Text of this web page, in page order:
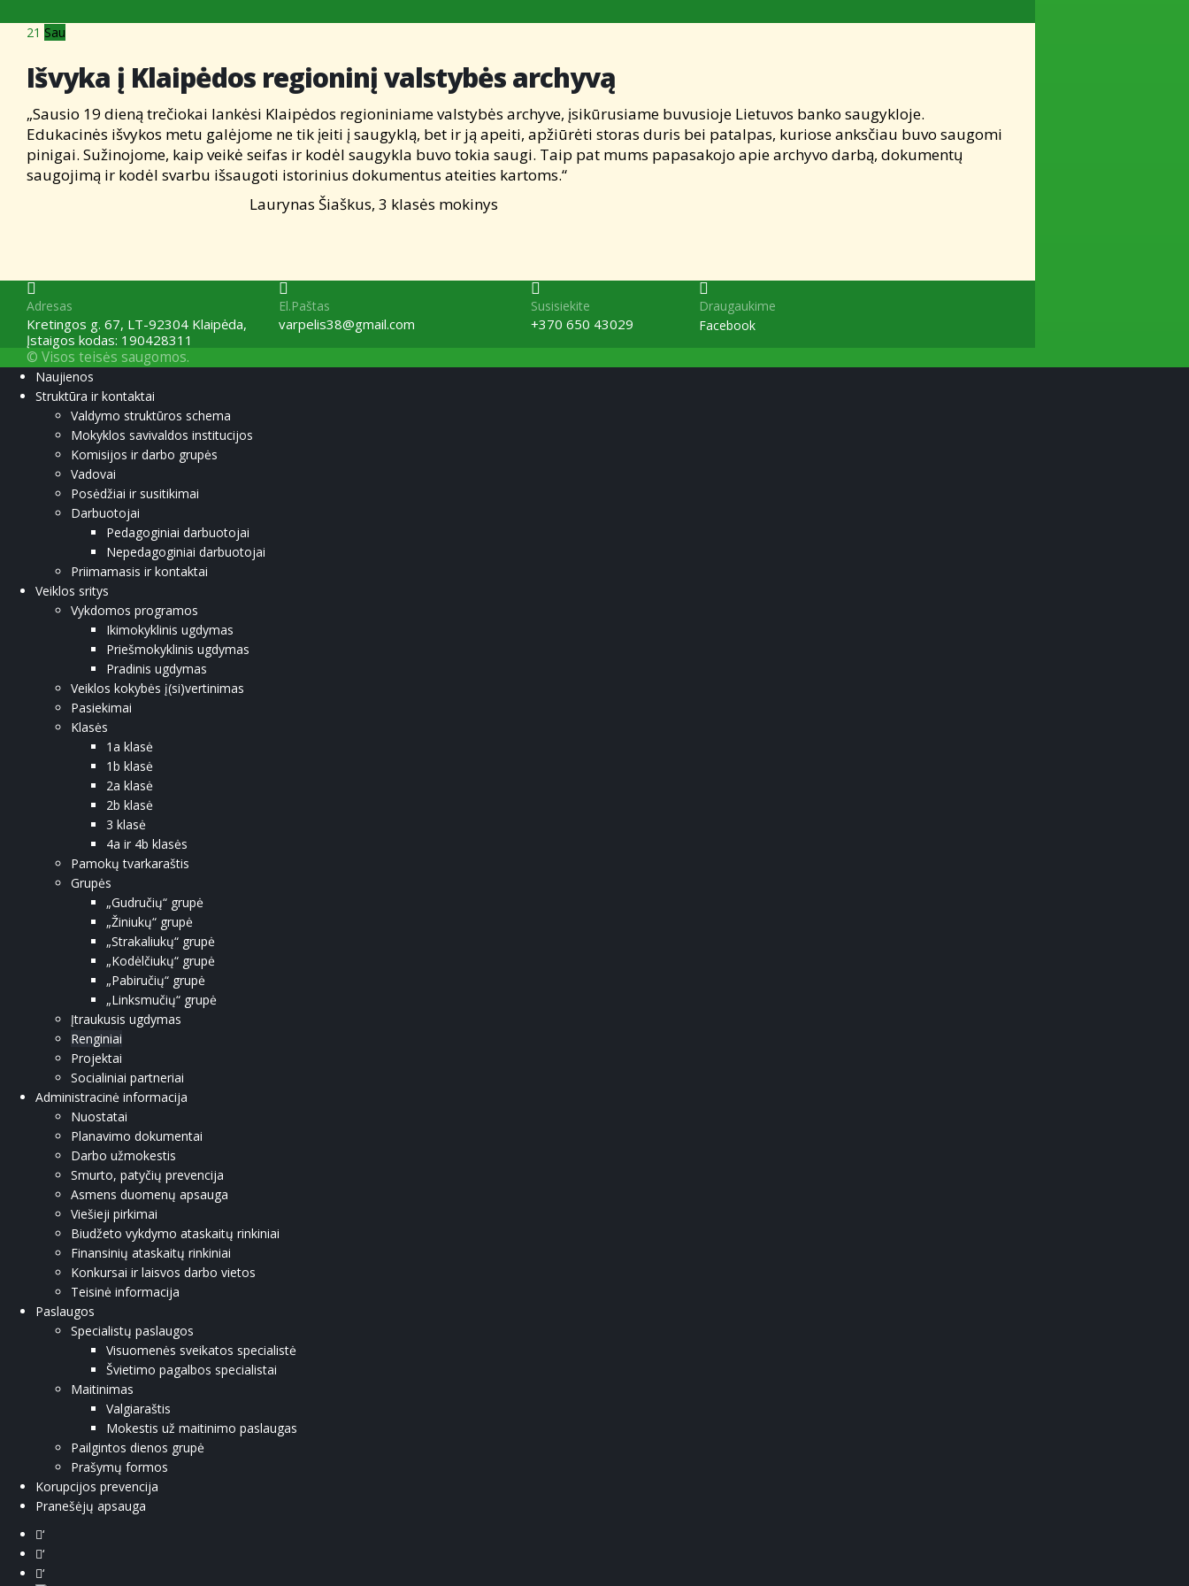
21 Sau
Išvyka į Klaipėdos regioninį valstybės archyvą
„Sausio 19 dieną trečiokai lankėsi Klaipėdos regioniniame valstybės archyve, įsikūrusiame buvusioje Lietuvos banko saugykloje.
Edukacinės išvykos metu galėjome ne tik įeiti į saugyklą, bet ir ją apeiti, apžiūrėti storas duris bei patalpas, kuriose anksčiau buvo saugomi
pinigai. Sužinojome, kaip veikė seifas ir kodėl saugykla buvo tokia saugi. Taip pat mums papasakojo apie archyvo darbą, dokumentų
saugojimą ir kodėl svarbu išsaugoti istorinius dokumentus ateities kartoms.“
Laurynas Šiaškus, 3 klasės mokinys
Adresas
Kretingos g. 67, LT-92304 Klaipėda,
Įstaigos kodas: 190428311
El.Paštas
varpelis38@gmail.com
Susisiekite
+370 650 43029
Draugaukime
Facebook
© Visos teisės saugomos.
Naujienos
Struktūra ir kontaktai
Valdymo struktūros schema
Mokyklos savivaldos institucijos
Komisijos ir darbo grupės
Vadovai
Posėdžiai ir susitikimai
Darbuotojai
Pedagoginiai darbuotojai
Nepedagoginiai darbuotojai
Priimamasis ir kontaktai
Veiklos sritys
Vykdomos programos
Ikimokyklinis ugdymas
Priešmokyklinis ugdymas
Pradinis ugdymas
Veiklos kokybės į(si)vertinimas
Pasiekimai
Klasės
1a klasė
1b klasė
2a klasė
2b klasė
3 klasė
4a ir 4b klasės
Pamokų tvarkaraštis
Grupės
„Gudručių“ grupė
„Žiniukų“ grupė
„Strakaliukų“ grupė
„Kodėlčiukų“ grupė
„Pabiručių“ grupė
„Linksmučių“ grupė
Įtraukusis ugdymas
Renginiai
Projektai
Socialiniai partneriai
Administracinė informacija
Nuostatai
Planavimo dokumentai
Darbo užmokestis
Smurto, patyčių prevencija
Asmens duomenų apsauga
Viešieji pirkimai
Biudžeto vykdymo ataskaitų rinkiniai
Finansinių ataskaitų rinkiniai
Konkursai ir laisvos darbo vietos
Teisinė informacija
Paslaugos
Specialistų paslaugos
Visuomenės sveikatos specialistė
Švietimo pagalbos specialistai
Maitinimas
Valgiaraštis
Mokestis už maitinimo paslaugas
Pailgintos dienos grupė
Prašymų formos
Korupcijos prevencija
Pranešėjų apsauga
‘
‘
‘